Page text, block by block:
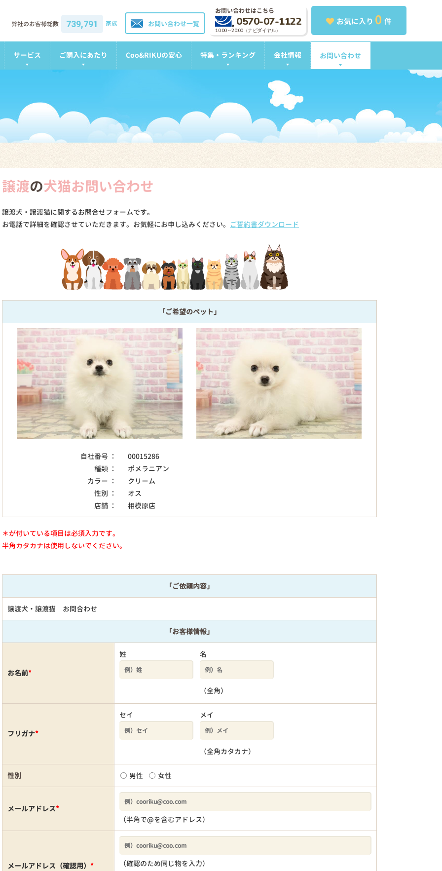
お気に入り 0 件
お問い合わせはこちら
0570-07-1122
10:00～20:00（ナビダイヤル）
お問い合わせ一覧
弊社のお客様総数 739,791 家族
サービス ご購入にあたり Coo&RIKUの安心 特集・ランキング 会社情報 お問い合わせ
譲渡の犬猫お問い合わせ
譲渡犬・譲渡猫に関するお問合せフォームです。
お電話で詳細を確認させていただきます。お気軽にお申し込みください。 ご誓約書ダウンロード
「ご希望のペット」
自社番号 ：
00015286
種類 ：
ポメラニアン
カラー ：
クリーム
性別 ：
オス
店舗 ：
相模原店
＊が付いている項目は必須入力です。
半角カタカナは使用しないでください。
「ご依頼内容」
譲渡犬・譲渡猫 お問合わせ
「お客様情報」
お名前*
姓 名
（全角）
フリガナ*
セイ メイ
（全角カタカナ）
性別 男性 女性
メールアドレス*
（半角で@を含むアドレス）
メールアドレス（確認用） * （確認のため同じ物を入力）